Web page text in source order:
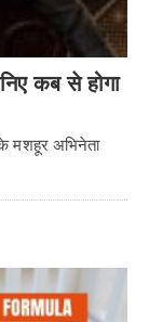
कब से होगा
मशहूर अभिनेता